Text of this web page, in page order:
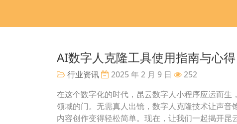
AI数字人克隆工具使用指南与心得
行业资讯 2025 年 2 月 9 日
252
在这个数字化的时代，昆云数字人小程序应运而
领域的门。无需真人出镜，数字人克隆技术让声
内容创作变得轻松简单。现在，让我们一起揭开